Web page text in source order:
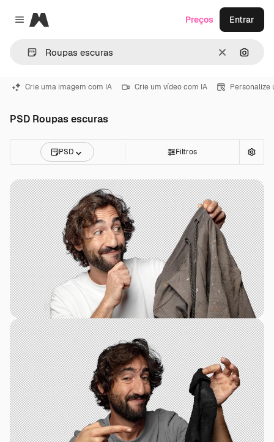
Close menu
Magnific
Limpar
Preços Entrar
Crie uma imagem com IA Crie um vídeo com IA Personalize
PSD Roupas escuras
PSD Filtros